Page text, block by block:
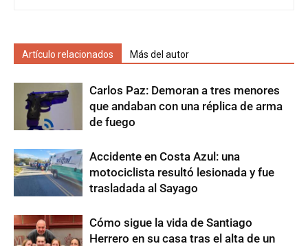
Artículo relacionados Más del autor
Carlos Paz: Demoran a tres menores
que andaban con una réplica de arma
de fuego
Accidente en Costa Azul: una
motociclista resultó lesionada y fue
trasladada al Sayago
Cómo sigue la vida de Santiago
Herrero en su casa tras el alta de un